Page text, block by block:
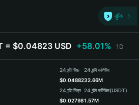
ঝুঁকি
= $0.04823 USD +58.01% 1D
24 ঘন্টা উচ্চ
$0.04882
24 ঘন্টা নিম্ন
$0.02798
24 ঘন্টা ভলিউম
32.66M
24 ঘন্টা ভলিউম(USDT)
1.57M